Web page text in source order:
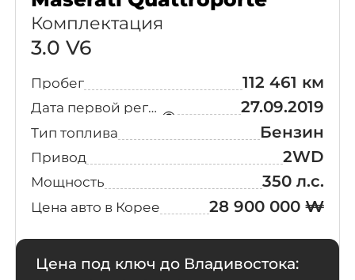
Комплектация
3.0 V6
Пробег 112 461 км
Дата первой регистрации 27.09.2019
Тип топлива Бензин
Привод 2WD
Мощность 350 л.с.
Цена авто в Корее 28 900 000 ₩
Цена под ключ до Владивостока: